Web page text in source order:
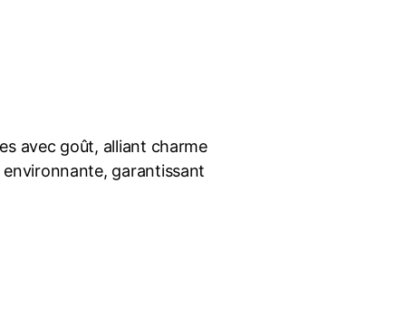
avec goût, alliant charme
garantissant